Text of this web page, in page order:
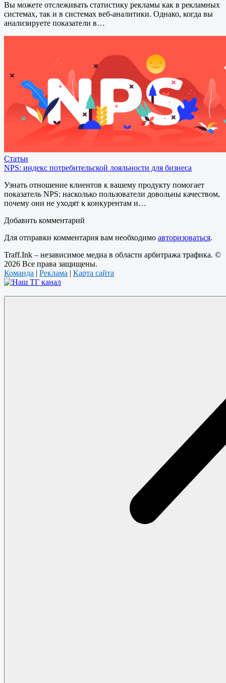
Вы можете отслеживать статистику рекламы как в рекламных
системах, так и в системах веб-аналитики. Однако, когда вы
анализируете показатели в…
Статьи
NPS: индекс потребительской лояльности для бизнеса
Узнать отношение клиентов к вашему продукту помогает
показатель NPS: насколько пользователи довольны качеством,
почему они не уходят к конкурентам и…
Добавить комментарий
Для отправки комментария вам необходимо авторизоваться.
Traff.Ink – независимое медиа в области арбитража трафика. ©
2026 Все права защищены.
Команда
Реклама Карта сайта